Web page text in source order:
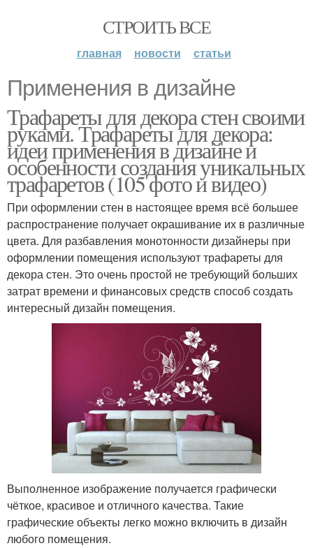
СТРОИТЬ ВСЕ
главная новости статьи
Применения в дизайне
Трафареты для декора стен своими
руками. Трафареты для декора:
идеи применения в дизайне и
особенности создания уникальных
трафаретов (105 фото и видео)
При оформлении стен в настоящее время всё большее
распространение получает окрашивание их в различные
цвета. Для разбавления монотонности дизайнеры при
оформлении помещения используют трафареты для
декора стен. Это очень простой не требующий больших
затрат времени и финансовых средств способ создать
интересный дизайн помещения.
Выполненное изображение получается графически
чёткое, красивое и отличного качества. Такие
графические объекты легко можно включить в дизайн
любого помещения.